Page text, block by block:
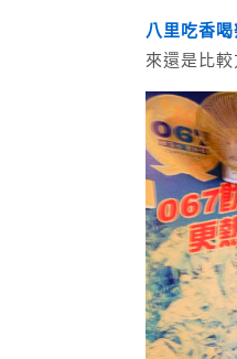
八里吃香
來還是比